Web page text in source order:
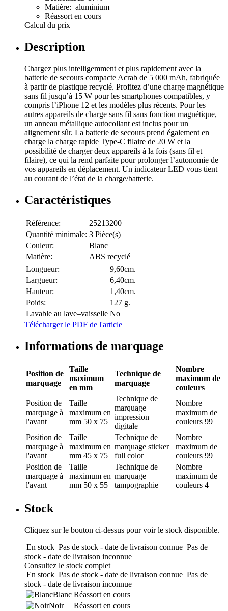
Matière: aluminium
Réassort en cours
Calcul du prix
Description
Chargez plus intelligemment et plus rapidement avec la
batterie de secours compacte Acrab de 5 000 mAh, fabriquée
à partir de plastique recyclé. Profitez d’une charge magnétique
sans fil jusqu’à 15 W pour les smartphones compatibles, y
compris l’iPhone 12 et les modèles plus récents. Pour les
autres appareils de charge sans fil sans fonction magnétique,
un anneau métallique autocollant est inclus pour un
alignement sûr. La batterie de secours prend également en
charge la charge rapide Type-C filaire de 20 W et la
possibilité de charger deux appareils à la fois (sans fil et
filaire), ce qui la rend parfaite pour prolonger l’autonomie de
vos appareils en déplacement. Un indicateur LED vous tient
au courant de l’état de la charge/batterie.
Caractéristiques
Référence:
25213200
Quantité minimale: 3 Pièce(s)
Couleur:
Blanc
Matière:
ABS recyclé
Longueur:
9,60cm.
Largueur:
6,40cm.
Hauteur:
1,40cm.
Poids:
127 g.
Lavable au lave–vaisselle No
Télécharger le PDF de l'article
Informations de marquage
Position de
marquage
Taille
maximum
en mm
Technique de
marquage
Nombre
maximum de
couleurs
Position de
marquage à
l'avant
Taille
maximum en
mm 50 x 75
Technique de
marquage
impression
digitale
Nombre
maximum de
couleurs 99
Position de
marquage à
l'avant
Taille
maximum en
mm 45 x 75
Technique de
marquage sticker
full color
Nombre
maximum de
couleurs 99
Position de
marquage à
l'avant
Taille
maximum en
mm 50 x 55
Technique de
marquage
tampographie
Nombre
maximum de
couleurs 4
Stock
Cliquez sur le bouton ci-dessus pour voir le stock disponible.
En stock Pas de stock - date de livraison connue Pas de
stock - date de livraison inconnue
Consultez le stock complet
En stock Pas de stock - date de livraison connue Pas de
stock - date de livraison inconnue
Blanc Réassort en cours
Noir
Réassort en cours